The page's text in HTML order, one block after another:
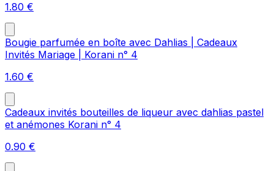
1.80 €
Bougie parfumée en boîte avec Dahlias | Cadeaux
Invités Mariage | Korani n° 4
1.60 €
Cadeaux invités bouteilles de liqueur avec dahlias pastel
et anémones Korani n° 4
0.90 €